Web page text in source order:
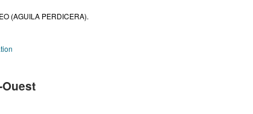
(AGUILA PERDICERA).